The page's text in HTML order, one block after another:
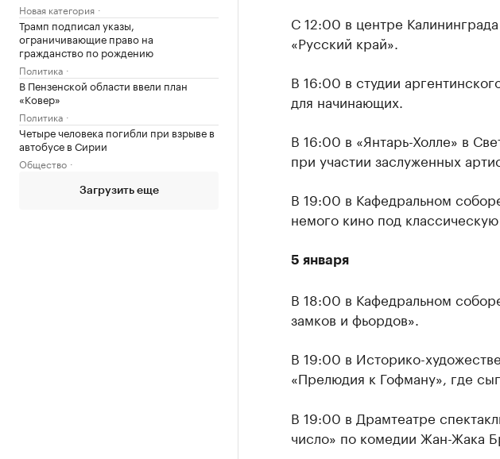
Новая категория
Трамп подписал указы,
ограничивающие право на
гражданство по рождению
Политика
В Пензенской области ввели план
«Ковер»
Политика
Четыре человека погибли при взрыве в
автобусе в Сирии
Общество
Загрузить еще
С 12:00 в центре
«Русский край».
В 16:00 в студии
для начинающих.
В 16:00 в «Янтарь-Холле» в
при участии заслуженных
В 19:00 в Кафедральном
немого кино под
5 января
В 18:00 в Кафедральном
замков и фьордов».
В 19:00 в Историко-
«Прелюдия к Гофману», где
В 19:00 в Драмтеатре
число» по комедии Жан-Жака